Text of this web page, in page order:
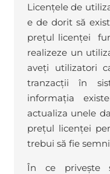
Licențele de
e de dorit să
prețul licenței
realizeze un
aveți utilizatori
tranzacții în
informația
actualiza unele
prețul licenței
trebui să fie
În ce privește